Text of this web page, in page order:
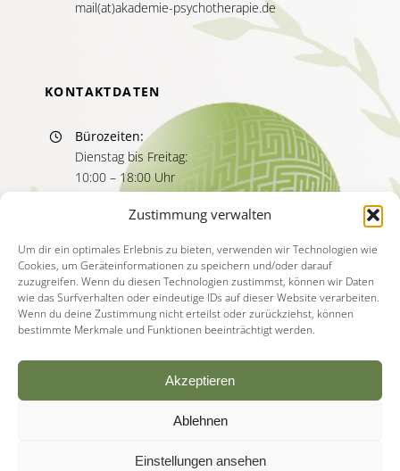
Zustimmung verwalten
Um dir ein optimales Erlebnis zu bieten, verwenden wir Technologien wie
Cookies, um Geräteinformationen zu speichern und/oder darauf
zuzugreifen. Wenn du diesen Technologien zustimmst, können wir Daten
wie das Surfverhalten oder eindeutige IDs auf dieser Website verarbeiten.
Wenn du deine Zustimmung nicht erteilst oder zurückziehst, können
bestimmte Merkmale und Funktionen beeinträchtigt werden.
Akzeptieren
Ablehnen
Einstellungen ansehen
mail(at)akademie-psychotherapie.de
KONTAKTDATEN
Bürozeiten:
Dienstag bis Freitag:
10:00 – 18:00 Uhr
Sprechzeiten:
11:00 – 13:00 Uhr
15:00 – 17:00 Uhr
© Copyright - 2026 | Akademie für Psychotherapie
AGB|Widerruf